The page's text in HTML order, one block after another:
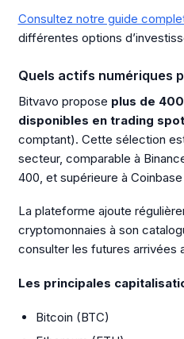
Consultez notre guide
différentes options
Quels actifs numériques
Bitvavo propose plus de
disponibles en trading spot
comptant). Cette sélection
secteur, comparable à
400, et supérieure à
La plateforme ajoute
cryptomonnaies à son
consulter les futures arrivées
Les principales
Bitcoin (BTC)